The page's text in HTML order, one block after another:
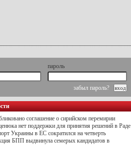
пароль
забыл пароль?
соглашение о сирийском перемирии
нет поддержки для принятия решений в Раде
Украины в ЕС сократился на четверть
БПП выдвинула семерых кандидатов в